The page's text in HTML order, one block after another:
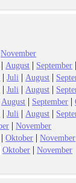
November
| August | September
|Juli | August |
|Juli | August |
August | September |
|Juli | August |
|November
|Oktober |November
Oktober |November